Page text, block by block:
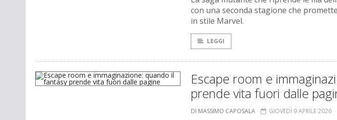
con una seconda stagione che
in stile Marvel.
LEGGI
Escape room e
prende vita fuori dalle
DI MASSIMO CAPOSALA GIOVEDÌ 9 APRILE 2026